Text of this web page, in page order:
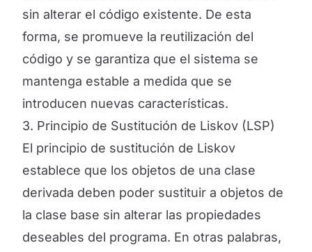
sin alterar el código existente. De esta
forma, se promueve la reutilización del
código y se garantiza que el sistema se
mantenga estable a medida que se
introducen nuevas características.
3. Principio de Sustitución de Liskov (LSP)
El principio de sustitución de Liskov
establece que los objetos de una clase
derivada deben poder sustituir a objetos de
la clase base sin alterar las propiedades
deseables del programa. En otras palabras,